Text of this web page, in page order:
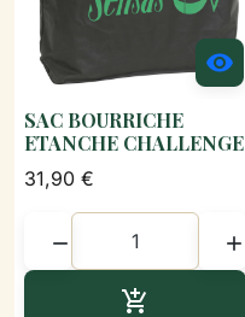

SAC BOURRICHE
ETANCHE CHALLENGE
31,90 €
 
